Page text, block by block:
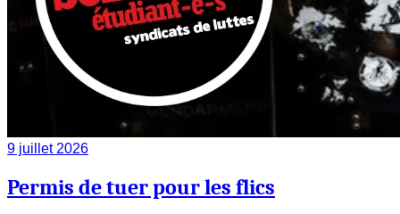
9 juillet 2026
Permis de tuer pour les flics